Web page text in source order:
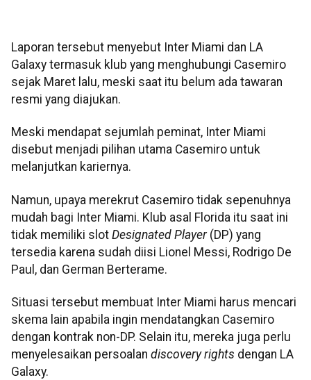
Laporan tersebut menyebut Inter Miami dan LA
Galaxy termasuk klub yang menghubungi Casemiro
sejak Maret lalu, meski saat itu belum ada tawaran
resmi yang diajukan.
Meski mendapat sejumlah peminat, Inter Miami
disebut menjadi pilihan utama Casemiro untuk
melanjutkan kariernya.
Namun, upaya merekrut Casemiro tidak sepenuhnya
mudah bagi Inter Miami. Klub asal Florida itu saat ini
tidak memiliki slot Designated Player(DP) yang
tersedia karena sudah diisi Lionel Messi, Rodrigo De
Paul, dan German Berterame.
Situasi tersebut membuat Inter Miami harus mencari
skema lain apabila ingin mendatangkan Casemiro
dengan kontrak non-DP. Selain itu, mereka juga perlu
menyelesaikan persoalan discovery rights dengan LA
Galaxy.